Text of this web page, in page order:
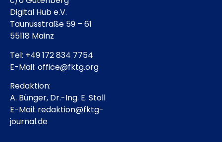
Digital Hub e.V.
Taunusstraße 59 – 61
55118 Mainz
Tel: +49 172 834 7754
E-Mail: office@fktg.org
Redaktion:
A. Bünger, Dr.-Ing. E. Stoll
E-Mail: redaktion@fktg-
journal.de